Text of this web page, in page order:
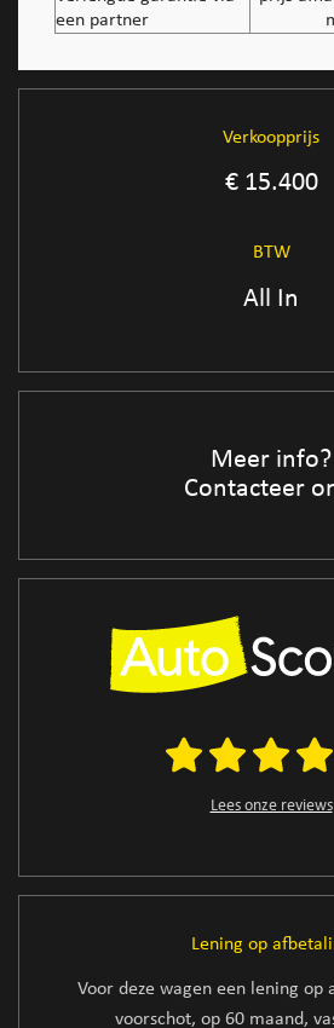
een partner
Verkoopprijs
€ 15.400
BTW
All In
Meer info?
Contacteer
Lees onze reviews
Lening op
Voor deze wagen een lening op
voorschot, op 60 maand,